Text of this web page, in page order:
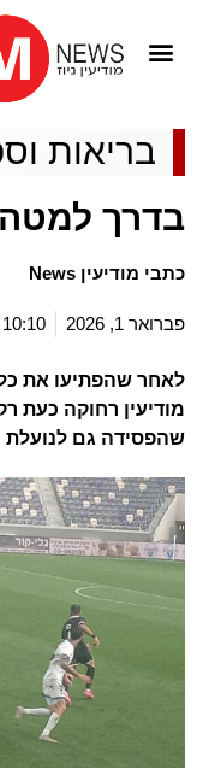
בריאות
בדרך למטה
כתבי מודיעין News
פברואר 1, 2026 10:10
לאחר שהפתיעו את כל
מודיעין רחוקה כעת
שהפסידה גם